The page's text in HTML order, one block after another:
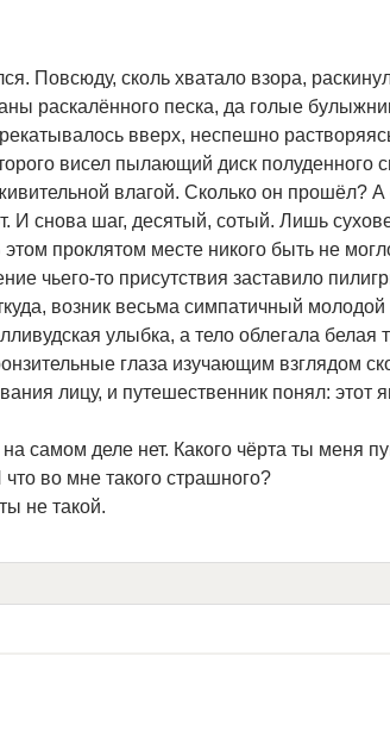
Повсюду, сколь хватало взора,
раскалённого песка, да голые
вверх, неспешно
висел пылающий диск полуденного
влагой. Сколько он прошёл? А
И снова шаг, десятый, сотый. Лишь
проклятом месте никого быть не
чьего-то присутствия заставило
возник весьма симпатичный
улыбка, а тело облегала белая
глаза изучающим взглядом
лицу, и путешественник понял: этот
самом деле нет. Какого чёрта ты меня
во мне такого страшного?
не такой.